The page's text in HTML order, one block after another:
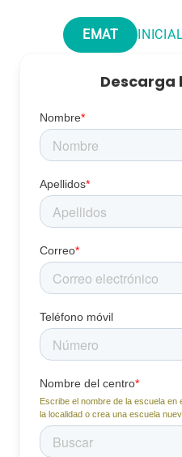
EMAT
Descarga
Nombre*
Apellidos*
Correo*
Teléfono móvil
Nombre del centro*
Escribe el nombre de la escuela en
la localidad o crea una escuela